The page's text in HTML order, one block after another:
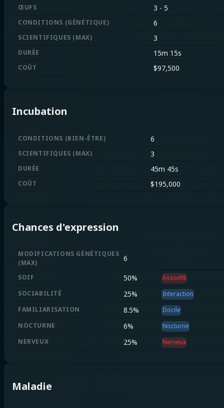
ŒUFS 3 - 5
CONDITIONS (GÉNÉTIQUE) 6
SCIENTIFIQUES (MAX) 3
DURÉE 15m 15s
COÛT $97,500
Incubation
CONDITIONS (BIEN-ÊTRE) 6
SCIENTIFIQUES (MAX) 3
DURÉE 45m 45s
COÛT $195,000
Chances d'expression
MODIFICATIONS GÉNÉTIQUES
(MAX) 6
SOIF 50%
Assoiffé
SOCIABILITÉ
25%
Interaction
FAMILIARISATION
8.5%
Docile
NOCTURNE
6%
Nocturne
NERVEUX
25% Nerveux
Maladie